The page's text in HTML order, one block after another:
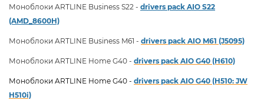
Моноблоки ARTLINE Business S22 - drivers pack AIO S22
(AMD_8600H)
Моноблоки ARTLINE Business M61 - drivers pack AIO M61 (J5095)
Моноблоки ARTLINE Home G40 - drivers pack AIO G40 (H610)
Моноблоки ARTLINE Home G40 - drivers pack AIO G40 (H510: JW
H510i)